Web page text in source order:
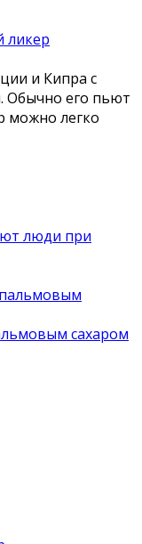
и Кипра с
Обычно его пьют
можно легко
люди при
сахаром